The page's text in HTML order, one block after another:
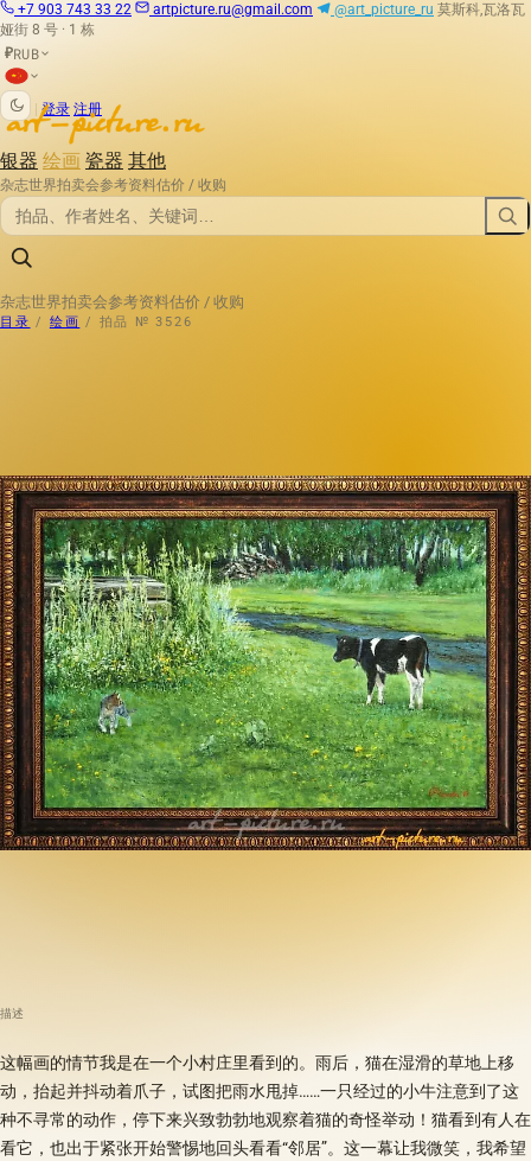
+7 903 743 33 22 artpicture.ru@gmail.com @art_picture_ru 莫斯科,瓦洛瓦
娅街 8 号 · 1 栋
₽RUB
登录 注册
银器 绘画 瓷器 其他
杂志世界拍卖会参考资料估价 / 收购
杂志世界拍卖会参考资料估价 / 收购
目录 / 绘画 / 拍品 № 3526
描述
这幅画的情节我是在一个小村庄里看到的。雨后，猫在湿滑的草地上移
动，抬起并抖动着爪子，试图把雨水甩掉……一只经过的小牛注意到了这
种不寻常的动作，停下来兴致勃勃地观察着猫的奇怪举动！猫看到有人在
看它，也出于紧张开始警惕地回头看看“邻居”。这一幕让我微笑，我希望